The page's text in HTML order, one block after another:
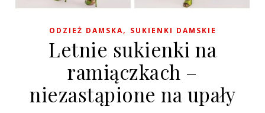
ODZIEŻ DAMSKA, SUKIENKI DAMSKIE
Letnie sukienki na
ramiączkach –
niezastąpione na upały